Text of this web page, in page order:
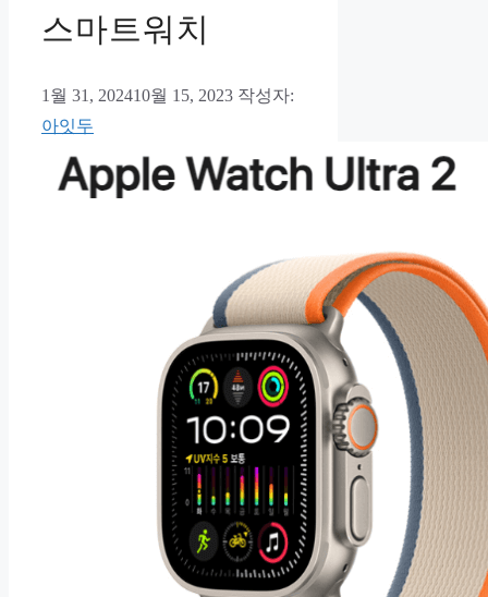
스마트워치
1월 31, 202410월 15, 2023 작성자:
아잇두